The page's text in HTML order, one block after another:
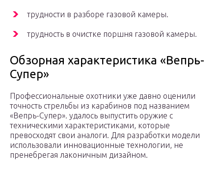
трудности в разборе газовой камеры.
трудность в очистке поршня газовой камеры.
Обзорная характеристика «Вепрь-
Супер»
Профессиональные охотники уже давно оценили
точность стрельбы из карабинов под названием
«Вепрь-Супер». удалось выпустить оружие с
техническими характеристиками, которые
превосходят свои аналоги. Для разработки модели
использовали инновационные технологии, не
пренебрегая лаконичным дизайном.